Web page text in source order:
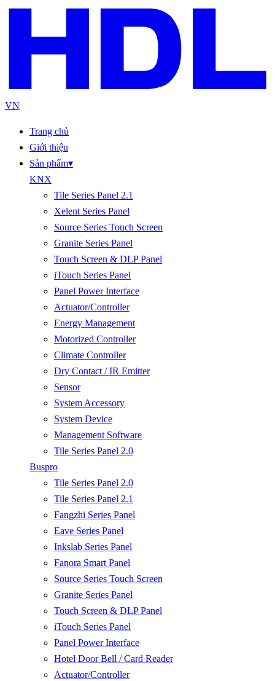
VN
Trang chủ
Giới thiệu
Sản phẩm▾
KNX
Tile Series Panel 2.1
Xelent Series Panel
Source Series Touch Screen
Granite Series Panel
Touch Screen & DLP Panel
iTouch Series Panel
Panel Power Interface
Actuator/Controller
Energy Management
Motorized Controller
Climate Controller
Dry Contact / IR Emitter
Sensor
System Accessory
System Device
Management Software
Tile Series Panel 2.0
Buspro
Tile Series Panel 2.0
Tile Series Panel 2.1
Fangzhi Series Panel
Eave Series Panel
Inkslab Series Panel
Fanora Smart Panel
Source Series Touch Screen
Granite Series Panel
Touch Screen & DLP Panel
iTouch Series Panel
Panel Power Interface
Hotel Door Bell / Card Reader
Actuator/Controller